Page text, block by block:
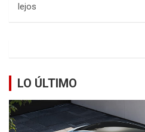
lejos
LO ÚLTIMO